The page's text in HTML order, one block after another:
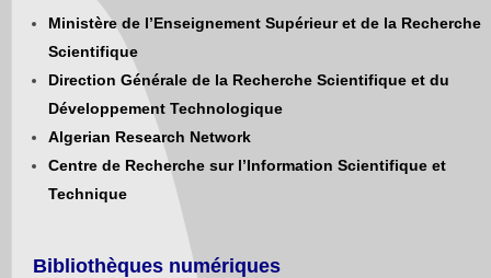
Ministère de l’Enseignement Supérieur et de la Recherche
Scientifique
Direction Générale de la Recherche Scientifique et du
Développement Technologique
Algerian Research Network
Centre de Recherche sur l’Information Scientifique et
Technique
Bibliothèques numériques